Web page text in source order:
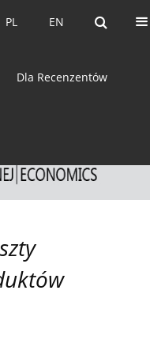
EN
PL EN
PL
Dla Recenzentów
ISSN: 0044-1600